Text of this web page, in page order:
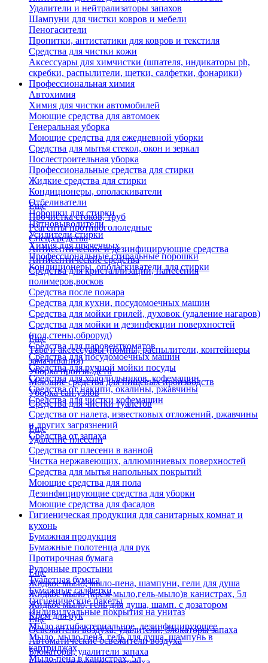
Удалители и нейтрализаторы запахов
Шампуни для чистки ковров и мебели
Пеногасители
Пропитки, антистатики для ковров и текстиля
Средства для чистки кожи
Аксессуары для химчистки (шпателя, индикаторы ph,
скребки, распылители, щетки, салфетки, фонарики)
Профессиональная химия
Автохимия
Химия для чистки автомобилей
Моющие средства для автомоек
Генеральная уборка
Моющие средства для ежедневной уборки
Средства для мытья стекол, окон и зеркал
Послестроительная уборка
Профессиональные средства для стирки
Жидкие средства для стирки
Кондиционеры, ополаскиватели
Отбеливатели
Порошки для стирки
Пятновыводители
Усилители стирки
Химия для прачечных
Профессиональные стиральные порошки
Кондиционеры, ополаскиватели для стирки
Еще
Прочистка стоков, труб
Реагенты противогололедные
Спец.средства
Антисептические и дезинфицирующие средства
Антисептические средства
Средства для кристаллизации, нанесения
полимеров,восков
Средства после пожара
Средства для кухни, посудомоечных машин
Средства для мойки грилей, духовок (удаление нагаров)
Средства для мойки и дезинфекции поверхностей
(пол,стены,оброруд)
Средства для паровенткоматов
Средства для посудомоечных машин
Средства для ручной мойки посуды
Средства для холодильников, кофемашин
Средства от накипи, окалины, ржавчины
Средства для чистки кофемашин
Еще
Тара и аксессуары (помпы, распылители, контейнеры
замачивания)
Уборка производств
Моющие средства для пищевых производств
Уборка сан.узлов
Средства для чистки туалетов
Средства от налета, известковых отложений, ржавчины
и других загрязнений
Средства от запаха
Еще
Удаление плесени
Средства от плесени в ванной
Чистка нержавеющих, аллюминиевых поверхностей
Средства для мытья напольных покрытий
Моющие средства для пола
Дезинфицирующие средства для уборки
Моющие средства для фасадов
Гигиеническая продукция для санитарных комнат и
кухонь
Бумажная продукция
Бумажные полотенца для рук
Протирочная бумага
Рулонные простыни
Туалетная бумага
Бумажные салфетки
Гигиенические пакеты
Индивидуальные покрытия на унитаз
Еще
Жидкое мыло, мыло-пена, шампуни, гели для душа
Жидкое мыло (крем-мыло,гель-мыло)в канистрах, 5л
Жидкое мыло, гель для душа, шамп. с дозатором
Крем для рук
Мыло антибактериальное, дезинфицирующее
Мыло, мыло-пена, гель для душа, шампунь в
картриджах
Мыло-пена в канистрах, 5л
Еще
Освежители воздуха, удалители, блокаторы запаха
Автоматические освежители воздуха
Блокаторы, удалители запаха